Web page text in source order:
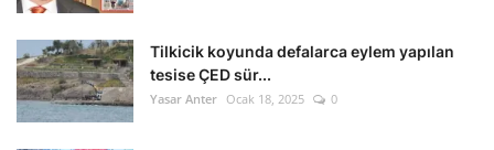
Tilkicik koyunda defalarca eylem yapılan
tesise ÇED sür...
Yasar Anter Ocak 18, 2025 0